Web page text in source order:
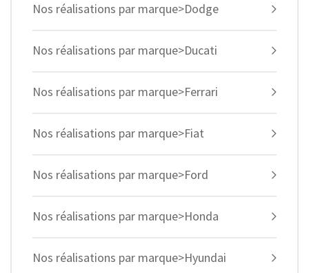
Nos réalisations par marque>Dodge
Nos réalisations par marque>Ducati
Nos réalisations par marque>Ferrari
Nos réalisations par marque>Fiat
Nos réalisations par marque>Ford
Nos réalisations par marque>Honda
Nos réalisations par marque>Hyundai